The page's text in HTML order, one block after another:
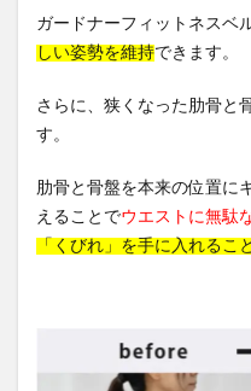
ガードナーフィットネスベ
しい姿勢を維持できます。
さらに、狭くなった肋骨と
す。
肋骨と骨盤を本来の位置に
えることでウエストに無駄
「くびれ」を手に入れるこ